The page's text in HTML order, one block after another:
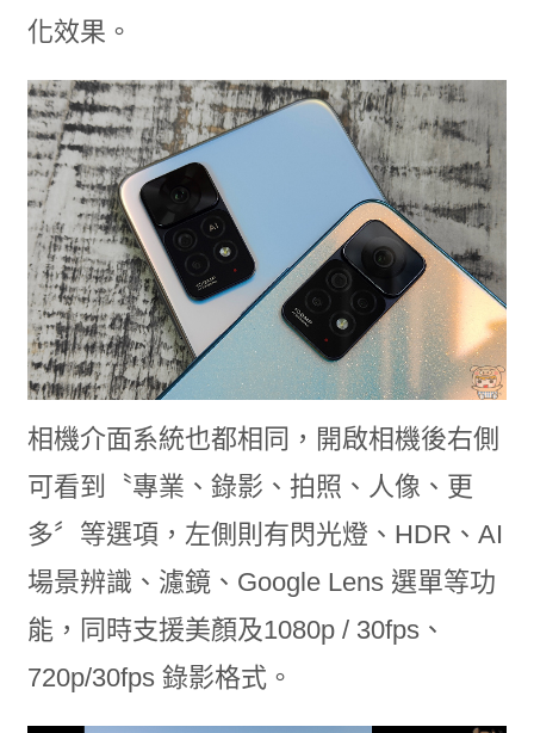
化效果。
相機介面系統也都相同，開啟相機後右側
可看到〝專業、錄影、拍照、人像、更
多〞等選項，左側則有閃光燈、HDR、AI
場景辨識、濾鏡、Google Lens 選單等功
能，同時支援美顏及1080p / 30fps、
720p/30fps 錄影格式。